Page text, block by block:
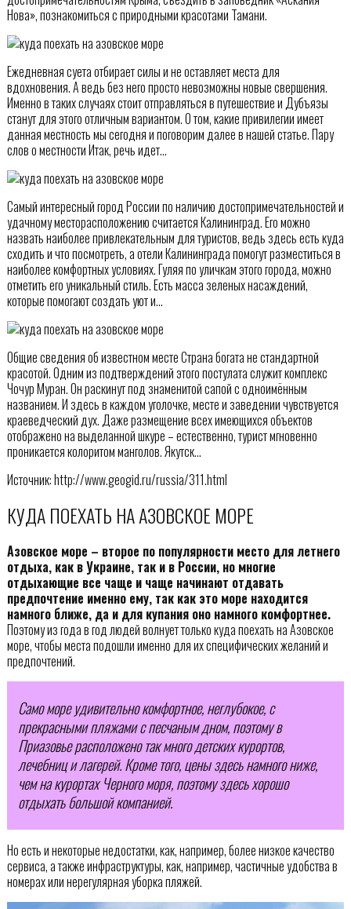
Нова», познакомиться с природными красотами Тамани.
Ежедневная суета отбирает силы и не оставляет места для
вдохновения. А ведь без него просто невозможны новые свершения.
Именно в таких случаях стоит отправляться в путешествие и Дубъязы
станут для этого отличным вариантом. О том, какие привилегии имеет
данная местность мы сегодня и поговорим далее в нашей статье. Пару
слов о местности Итак, речь идет…
Самый интересный город России по наличию достопримечательностей и
удачному месторасположению считается Калининград. Его можно
назвать наиболее привлекательным для туристов, ведь здесь есть куда
сходить и что посмотреть, а отели Калининграда помогут разместиться в
наиболее комфортных условиях. Гуляя по уличкам этого города, можно
отметить его уникальный стиль. Есть масса зеленых насаждений,
которые помогают создать уют и…
Общие сведения об известном месте Страна богата не стандартной
красотой. Одним из подтверждений этого постулата служит комплекс
Чочур Муран. Он раскинут под знаменитой сапой с одноимённым
названием. И здесь в каждом уголочке, месте и заведении чувствуется
краеведческий дух. Даже размещение всех имеющихся объектов
отображено на выделанной шкуре – естественно, турист мгновенно
проникается колоритом манголов. Якутск…
Источник: http://www.geogid.ru/russia/311.html
КУДА ПОЕХАТЬ НА АЗОВСКОЕ МОРЕ
Азовское море – второе по популярности место для летнего
отдыха, как в Украине, так и в России, но многие
отдыхающие все чаще и чаще начинают отдавать
предпочтение именно ему, так как это море находится
намного ближе, да и для купания оно намного комфортнее.
Поэтому из года в год людей волнует только куда поехать на Азовское
море, чтобы места подошли именно для их специфических желаний и
предпочтений.
Само море удивительно комфортное, неглубокое, с
прекрасными пляжами с песчаным дном, поэтому в
Приазовье расположено так много детских курортов,
лечебниц и лагерей. Кроме того, цены здесь намного ниже,
чем на курортах Черного моря, поэтому здесь хорошо
отдыхать большой компанией.
Но есть и некоторые недостатки, как, например, более низкое качество
сервиса, а также инфраструктуры, как, например, частичные удобства в
номерах или нерегулярная уборка пляжей.